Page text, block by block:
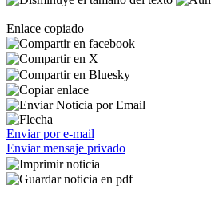
Enlace copiado
Enviar por e-mail
Enviar mensaje privado